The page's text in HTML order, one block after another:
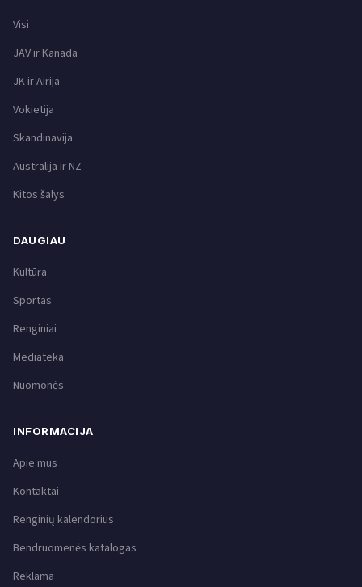
Visi
JAV ir Kanada
JK ir Airija
Vokietija
Skandinavija
Australija ir NZ
Kitos šalys
DAUGIAU
Kultūra
Sportas
Renginiai
Mediateka
Nuomonės
INFORMACIJA
Apie mus
Kontaktai
Renginių kalendorius
Bendruomenės katalogas
Reklama